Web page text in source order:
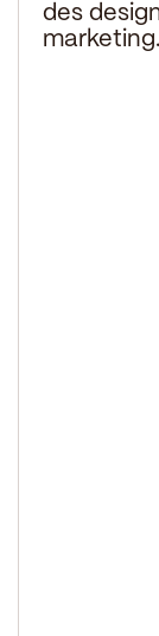
des
marketing.